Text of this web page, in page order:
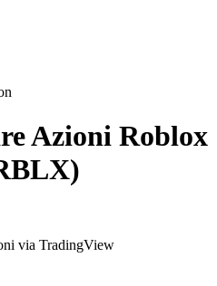
Azioni Roblox
via TradingView